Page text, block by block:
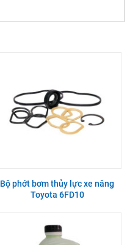
Bộ phớt bơm thủy lực xe nâng
Toyota 6FD10